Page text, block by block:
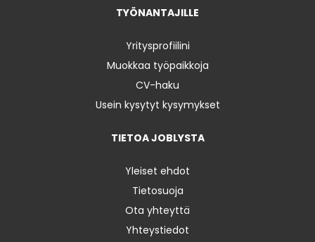
TYÖNANTAJILLE
Yritysprofiilini
Muokkaa työpaikkoja
CV-haku
Usein kysytyt kysymykset
TIETOA JOBLYSTA
Yleiset ehdot
Tietosuoja
Ota yhteyttä
Yhteystiedot